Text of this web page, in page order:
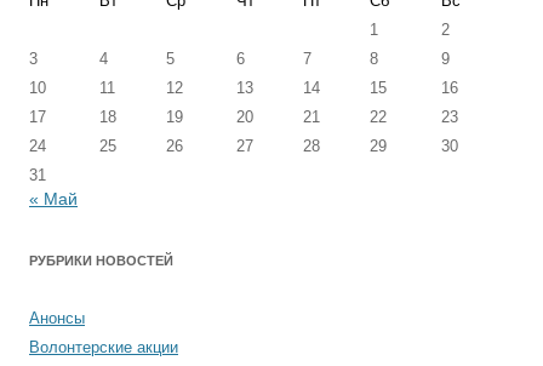
1
2
3
4 5 6 7 8
9
10
11 12 13 14 15
16
17
18 19 20 21 22
23
24
25 26 27 28 29
30
31
« Май
РУБРИКИ НОВОСТЕЙ
Анонсы
Волонтерские акции